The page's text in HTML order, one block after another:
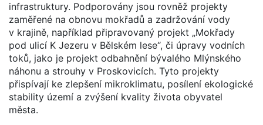
infrastruktury. Podporovány jsou rovněž projekty
zaměřené na obnovu mokřadů a zadržování vody
v krajině, například připravovaný projekt „Mokřady
pod ulicí K Jezeru v Bělském lese“, či úpravy vodních
toků, jako je projekt odbahnění bývalého Mlýnského
náhonu a strouhy v Proskovicích. Tyto projekty
přispívají ke zlepšení mikroklimatu, posílení ekologické
stability území a zvýšení kvality života obyvatel
města.